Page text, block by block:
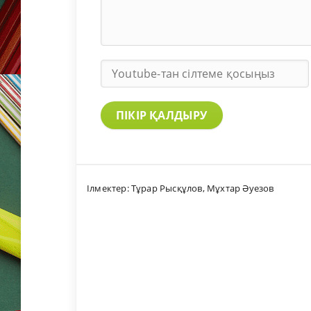
ПІКІР ҚАЛДЫРУ
Ілмектер:Тұрар Рысқұлов, Мұхтар Әуезов